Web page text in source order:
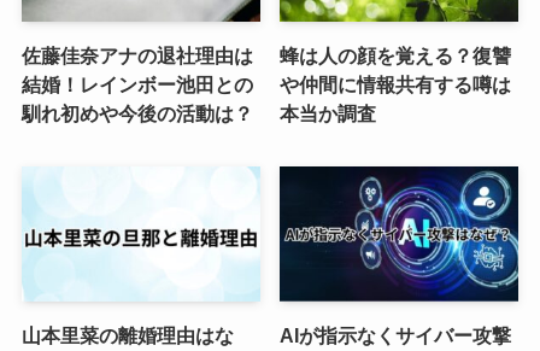
佐藤佳奈アナの退社理由は
結婚！レインボー池田との
馴れ初めや今後の活動は？
蜂は人の顔を覚える？復讐
や仲間に情報共有する噂は
本当か調査
山本里菜の離婚理由はな
AIが指示なくサイバー攻撃